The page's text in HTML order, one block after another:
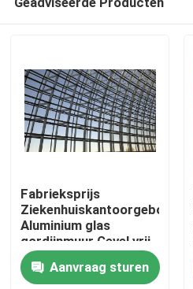
Huis
Producten
Fabrieksprijs
Ziekenhuiskantoorgebouw
Aluminium glas
gordijnmuur Gevel vrij
ontwerp
Aanvraag sturen